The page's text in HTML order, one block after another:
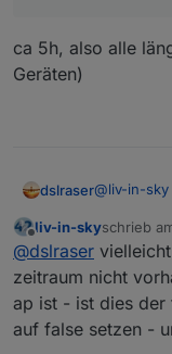
ca 5h, also alle
Geräten)
dslraser@liv-in-sky
sind die
ca 5h,
Geräten)
Offline
liv-in-skyschrieb
zuletzt
@dslraser
zeitraum nicht
ap ist - ist dies
auf false setzen -